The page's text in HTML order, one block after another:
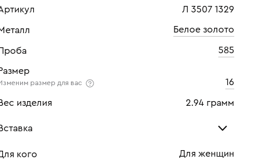
Л 3507 1329
Белое золото
585
размер для вас 16
изделия 2.94 грамм
кого Для женщин